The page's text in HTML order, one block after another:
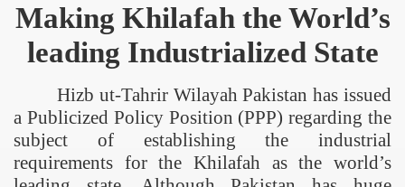
Making Khilafah the World’s
leading Industrialized State
Hizb ut-Tahrir WilayahPakistan has issued
a Publicized Policy Position (PPP) regarding the
subject of establishing the industrial
requirements for the Khilafah as the world’s